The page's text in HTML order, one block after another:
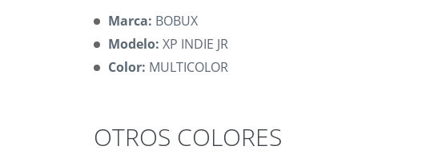
Marca: BOBUX
Modelo: XP INDIE JR
Color: MULTICOLOR
OTROS COLORES